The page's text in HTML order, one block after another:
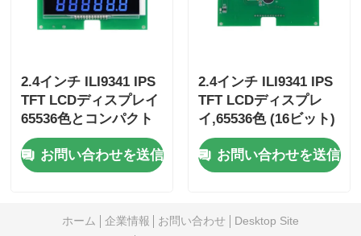
2.4インチ ILI9341 IPS
TFT LCDディスプレイ
65536色とコンパクト
105.5mm*67.2mm*3.0
mm 寸法
お問い合わせを送信
2.4インチ ILI9341 IPS
TFT LCDディスプレ
イ,65536色 (16ビット)
と高コントラスト比
(800:1から1000:1)
お問い合わせを送信
ホーム 企業情報 お問い合わせ
Desktop Site